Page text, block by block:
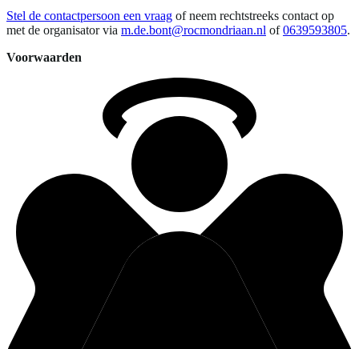
Stel de contactpersoon een vraag of neem rechtstreeks contact op
met de organisator via m.de.bont@rocmondriaan.nl of 0639593805.
Voorwaarden